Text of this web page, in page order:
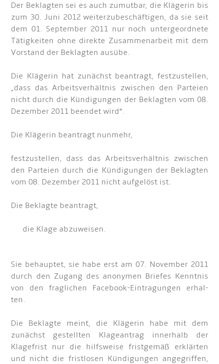
Der Beklagten sei es auch zumutbar, die Klägerin bis
zum 30. Juni 2012 weiterzubeschäftigen, da sie seit
dem 01. September 2011 nur noch untergeordnete
Tätigkeiten ohne direkte Zusammenarbeit mit dem
Vorstand der Beklagten ausübe.
Die Klägerin hat zunächst beantragt, festzustellen,
„dass das Arbeitsverhältnis zwischen den Parteien
nicht durch die Kündigungen der Beklagten vom 08.
Dezember 2011 beendet wird“.
Die Klägerin beantragt nunmehr,
festzustellen, dass das Arbeitsverhältnis zwischen
den Parteien durch die Kündigungen der Beklagten
vom 08. Dezember 2011 nicht aufgelöst ist.
Die Beklagte beantragt,
die Klage abzuweisen.
Sie behauptet, sie habe erst am 07. November 2011
durch den Zugang des anonymen Briefes Kenntnis
von den fraglichen Facebook-Eintragungen erhal-
ten.
Die Beklagte meint, die Klägerin habe mit dem
zunächst gestellten Klageantrag innerhalb der
Klagefrist nur die hilfsweise fristgemäß erklärten
und nicht die fristlosen Kündigungen angegriffen,